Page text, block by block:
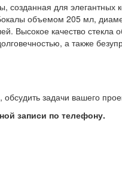
для элегантных
объемом 205 мл,
Высокое качество стекла
а также
задачи вашего
записи по телефону.